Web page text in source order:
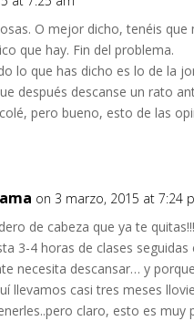
O mejor dicho, tenéis
que hay. Fin del problema.
lo que has dicho es lo de la
después descanse un rato
pero bueno, esto de las
on 3 marzo, 2015 at 7:24
de cabeza que ya te
3-4 horas de clases
necesita descansar… y
llevamos casi tres meses
claro, esto es muy